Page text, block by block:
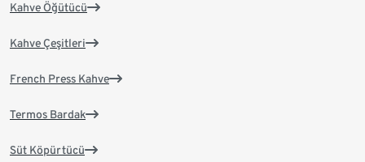
Kahve Öğütücü
Kahve Çeşitleri
French Press Kahve
Termos Bardak
Süt Köpürtücü